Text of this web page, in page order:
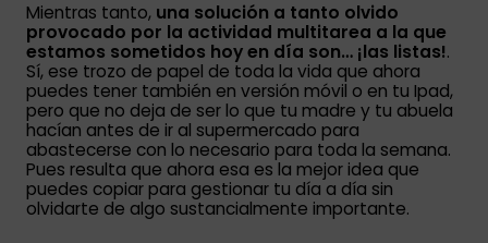
Mientras tanto, una solución a tanto olvido
provocado por la actividad multitarea a la que
estamos sometidos hoy en día son… ¡las listas!.
Sí, ese trozo de papel de toda la vida que ahora
puedes tener también en versión móvil o en tu Ipad,
pero que no deja de ser lo que tu madre y tu abuela
hacían antes de ir al supermercado para
abastecerse con lo necesario para toda la semana.
Pues resulta que ahora esa es la mejor idea que
puedes copiar para gestionar tu día a día sin
olvidarte de algo sustancialmente importante.